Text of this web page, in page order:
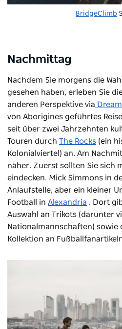
BridgeClimb
Nachmittag
Nachdem Sie morgens die
gesehen haben, erleben Sie
anderen Perspektive via
von Aborigines geführtes
seit über zwei Jahrzehnten
Touren durch The Rocks (ein
Kolonialviertel) an. Am
näher. Zuerst sollten Sie sich
eindecken. Mick Simmons in
Anlaufstelle, aber ein kleiner
Football in Alexandria . Dort
Auswahl an Trikots (darunter
Nationalmannschaften)
Kollektion an